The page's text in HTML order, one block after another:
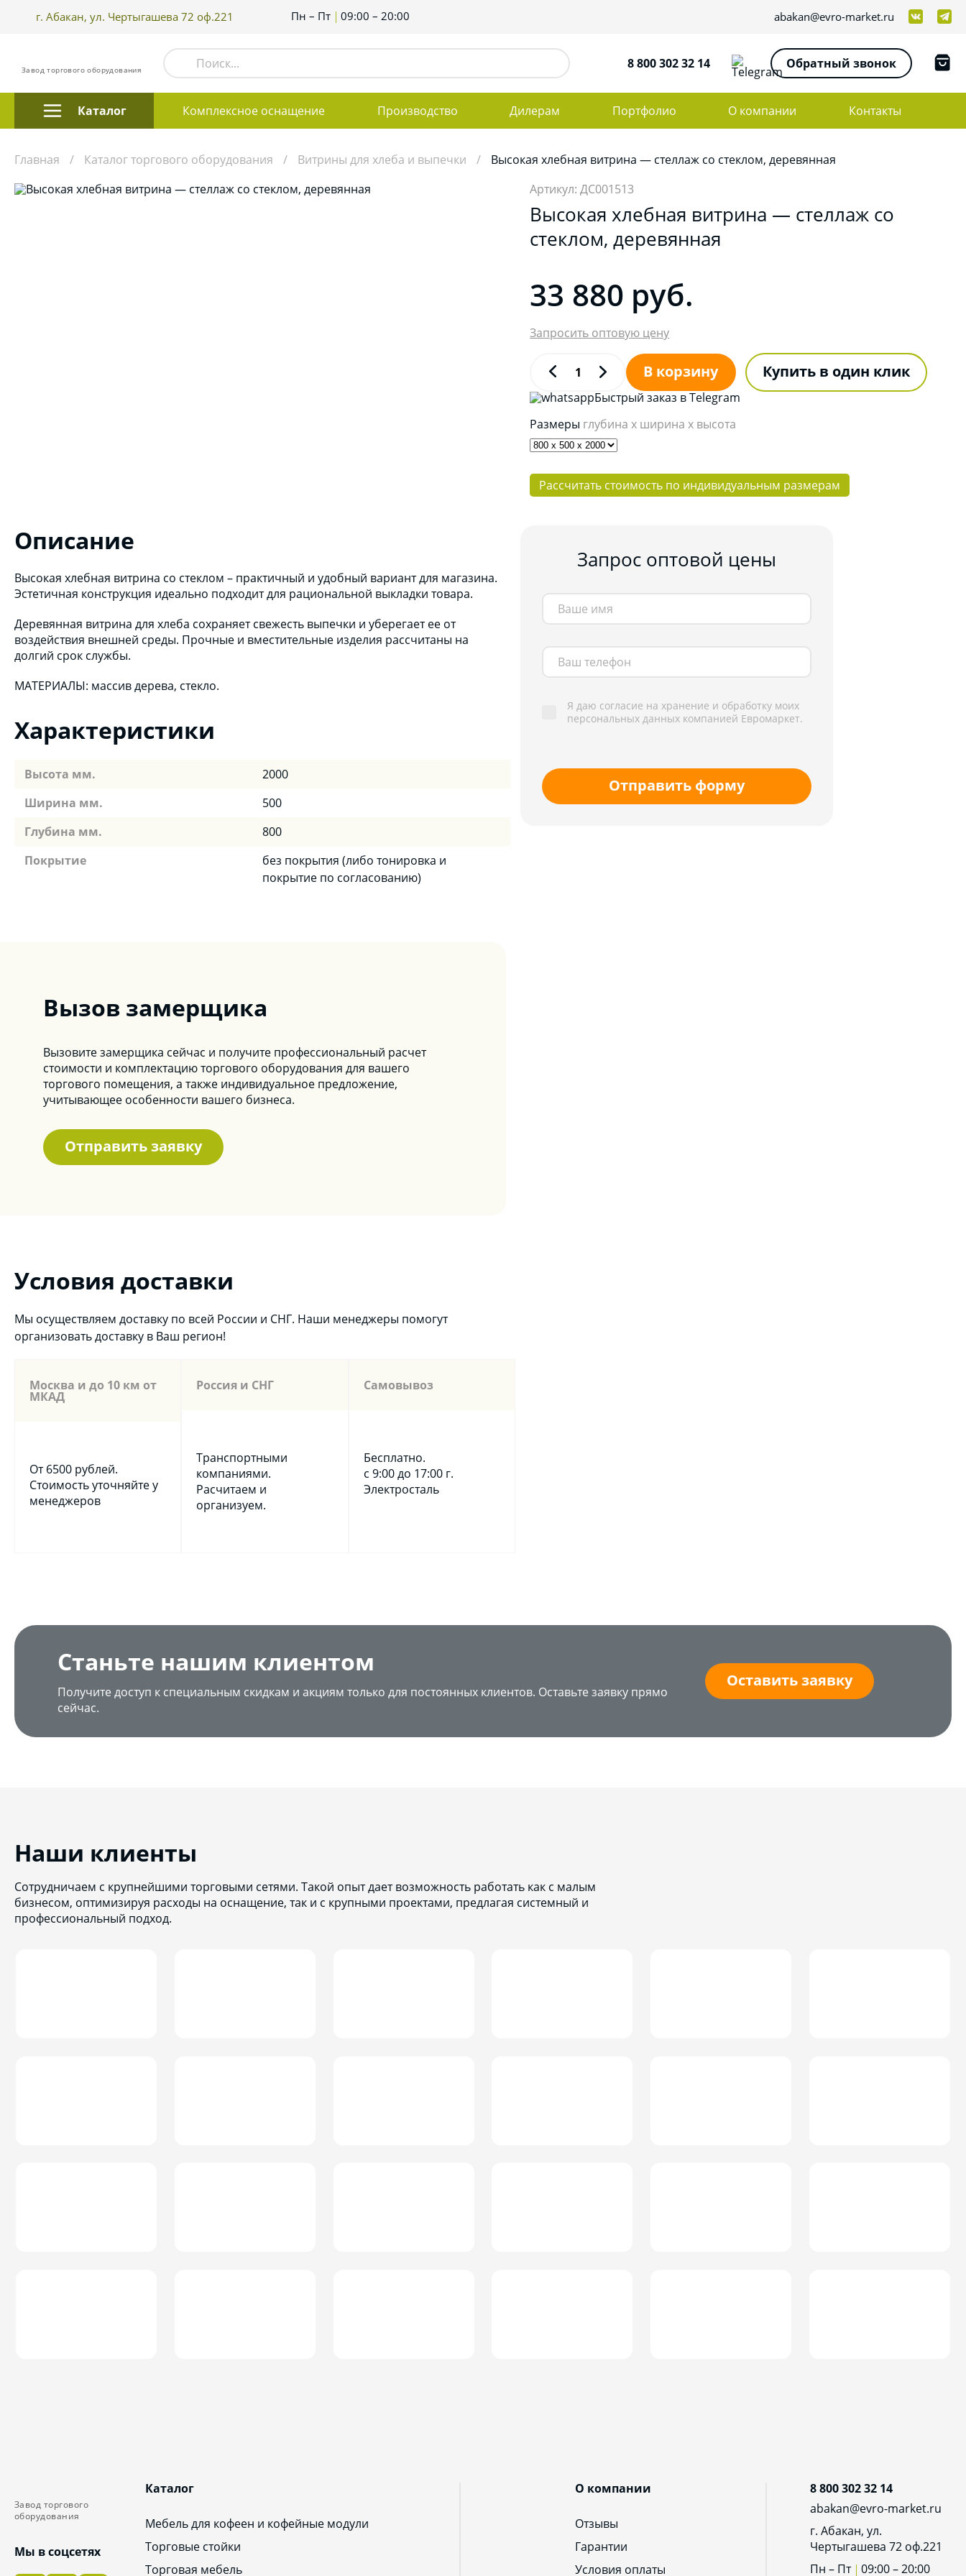
г. Абакан, ул. Чертыгашева 72 оф.221 Пн – Пт 09:00 – 20:00 abakan@evro-market.ru
Завод торгового оборудования 8 800 302 32 14 Обратный звонок
Каталог Комплексное оснащение Производство Дилерам Портфолио О компании Контакты
Главная Каталог торгового оборудования Витрины для хлеба и выпечки
Высокая хлебная витрина — стеллаж со стеклом, деревянная
Артикул: ДС001513
Высокая хлебная витрина — стеллаж со
стеклом, деревянная
33 880 руб.
Запросить оптовую цену
В корзину Купить в один клик
Быстрый заказ в Telegram
Размеры глубина x ширина x высота
Рассчитать стоимость по индивидуальным размерам
Описание
Высокая хлебная витрина со стеклом – практичный и удобный вариант для магазина.
Эстетичная конструкция идеально подходит для рациональной выкладки товара.
Деревянная витрина для хлеба сохраняет свежесть выпечки и уберегает ее от
воздействия внешней среды. Прочные и вместительные изделия рассчитаны на
долгий срок службы.
МАТЕРИАЛЫ: массив дерева, стекло.
Характеристики
Высота мм.
2000
Ширина мм.
500
Глубина мм.
800
Покрытие
без покрытия (либо тонировка и
покрытие по согласованию)
Вызов замерщика
Вызовите замерщика сейчас и получите профессиональный расчет
стоимости и комплектацию торгового оборудования для вашего
торгового помещения, а также индивидуальное предложение,
учитывающее особенности вашего бизнеса.
Отправить заявку
Условия доставки
Мы осуществляем доставку по всей России и СНГ. Наши менеджеры помогут
организовать доставку в Ваш регион!
Москва и до 10 км от
МКАД
От 6500 рублей.
Стоимость уточняйте у
менеджеров
Россия и СНГ
Транспортными
компаниями.
Расчитаем и
организуем.
Самовывоз
Бесплатно.
с 9:00 до 17:00 г.
Электросталь
Запрос оптовой цены
Я даю согласие на хранение и обработку моих
персональных данных компанией Евромаркет.
Отправить форму
Станьте нашим клиентом
Получите доступ к специальным скидкам и акциям только для постоянных клиентов. Оставьте заявку прямо
сейчас.
Оставить заявку
Наши клиенты
Сотрудничаем с крупнейшими торговыми сетями. Такой опыт дает возможность работать как с малым
бизнесом, оптимизируя расходы на оснащение, так и с крупными проектами, предлагая системный и
профессиональный подход.
Завод торгового
оборудования
Мы в соцсетях
Каталог
Мебель для кофеен и кофейные модули
Торговые стойки
Торговая мебель
О компании
Отзывы
Гарантии
Условия оплаты
8 800 302 32 14
abakan@evro-market.ru
г. Абакан, ул.
Чертыгашева 72 оф.221
Пн – Пт 09:00 – 20:00